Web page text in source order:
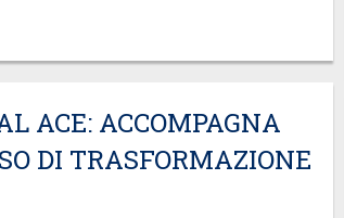
ACE: ACCOMPAGNA
DI TRASFORMAZIONE